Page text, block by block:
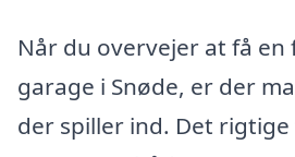
Når du overvejer at få
garage i Snøde, er der
der spiller ind. Det